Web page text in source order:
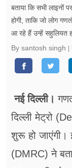
वीडियो
रिलेशनशिप
जीवन मंत्रा
सेहत
जॉब्स
बताया कि सभी लाइनों
होगी, ताकि जो लोग
आ रहे हैं उन्हें सहुलियत
By santosh singh
नई दिल्ली।
दिल्ली मेट्रो
शुरू हो जाएंगी।
(DMRC) ने